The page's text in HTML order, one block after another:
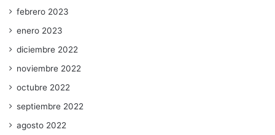
febrero 2023
enero 2023
diciembre 2022
noviembre 2022
octubre 2022
septiembre 2022
agosto 2022